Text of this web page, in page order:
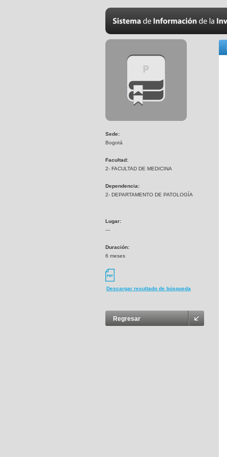
Sede:
Bogotá
Facultad:
2- FACULTAD DE MEDICINA
Dependencia:
2- DEPARTAMENTO DE PATOLOGÍA
Lugar:
---
Duración:
6 meses
Descargar resultado de búsqueda
Regresar